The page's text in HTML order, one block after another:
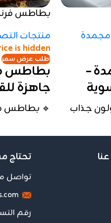
–
جذاب
بطاطس
منتجات
is hidden
اطلب عرض سعر
بطاطس
جاهزة
🔹 بطاطس
والمنازل
تفاصيل
🔸 الوزن:
🔸
تحتاج
تواصل
رقم